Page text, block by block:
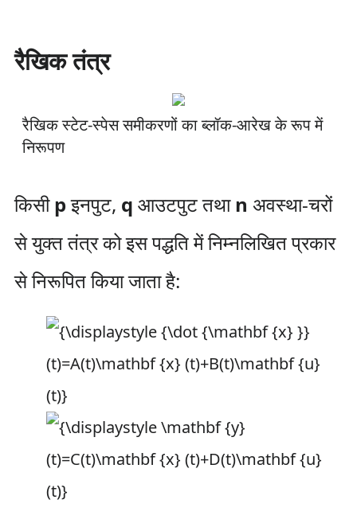
रैखिक तंत्र
रैखिक स्टेट-स्पेस समीकरणों का ब्लॉक-आरेख के रूप में
निरूपण
किसीpइनपुट, q आउटपुट तथाn अवस्था-चरों
से युक्त तंत्र को इस पद्धति में निम्नलिखित प्रकार
से निरूपित किया जाता है: